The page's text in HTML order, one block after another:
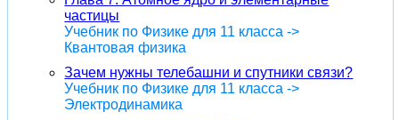
частицы
Учебник по Физике для 11 класса ->
Квантовая физика
Зачем нужны телебашни и спутники связи?
Учебник по Физике для 11 класса ->
Электродинамика